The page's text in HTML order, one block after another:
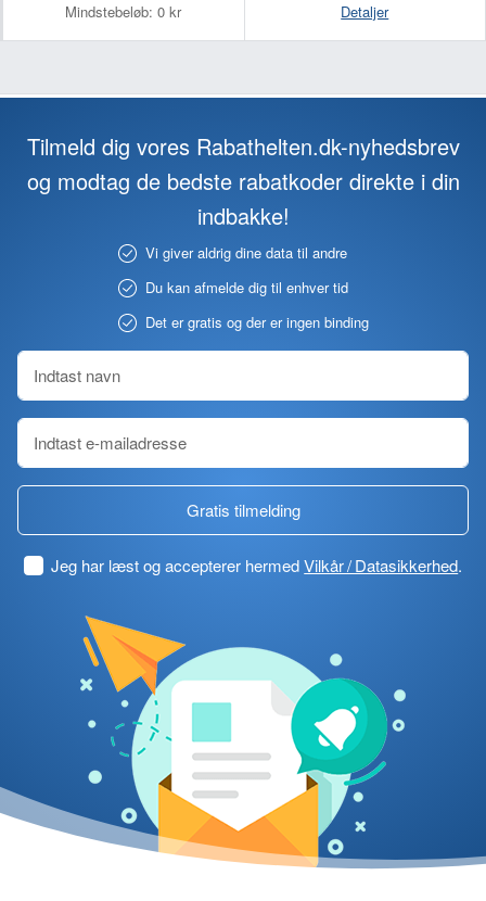
Mindstebeløb: 0 kr Detaljer
Tilmeld dig vores Rabathelten.dk-nyhedsbrev
og modtag de bedste rabatkoder direkte i din
indbakke!
Vi giver aldrig dine data til andre
Du kan afmelde dig til enhver tid
Det er gratis og der er ingen binding
Gratis tilmelding
Jeg har læst og accepterer hermedVilkår / Datasikkerhed.